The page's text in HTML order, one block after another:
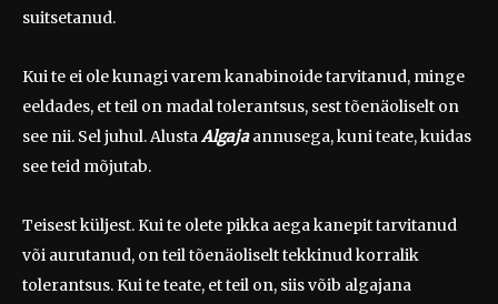
suitsetanud.
Kui te ei ole kunagi varem kanabinoide tarvitanud, minge
eeldades, et teil on madal tolerantsus, sest tõenäoliselt on
see nii. Sel juhul. AlustaAlgajaannusega, kuni teate, kuidas
see teid mõjutab.
Teisest küljest. Kui te olete pikka aega kanepit tarvitanud
või aurutanud, on teil tõenäoliselt tekkinud korralik
tolerantsus. Kui te teate, et teil on, siis võib algajana